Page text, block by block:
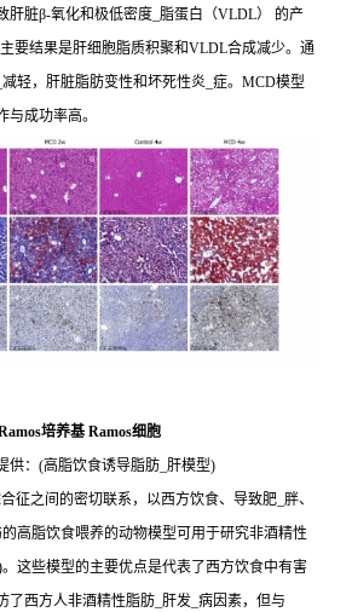
肝脏β-氧化和极低密度_脂蛋白（VLDL） 的产
要结果是肝细胞脂质积聚和VLDL合成减少。通
轻，肝脏脂肪变性和坏死性炎_症。MCD模型
与成功率高。
培养基 Ramos细胞
供：(高脂饮食诱导脂肪_肝模型)
征之间的密切联系，以西方饮食、导致肥_胖、
高脂饮食喂养的动物模型可用于研究非酒精性
这些模型的主要优点是代表了西方饮食中有害
了西方人非酒精性脂肪_肝发_病因素，但与